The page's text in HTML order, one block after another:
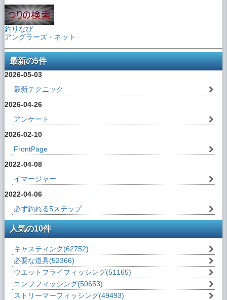
釣りなび
アングラーズ・ネット
最新の5件
2026-05-03
最新テクニック
2026-04-26
アンケート
2026-02-10
FrontPage
2022-04-08
イマージャー
2022-04-06
必ず釣れる5ステップ
人気の10件
キャスティング(62752)
必要な道具(52366)
ウエットフライフィッシング(51165)
ニンフフィッシング(50653)
ストリーマーフィッシング(49493)